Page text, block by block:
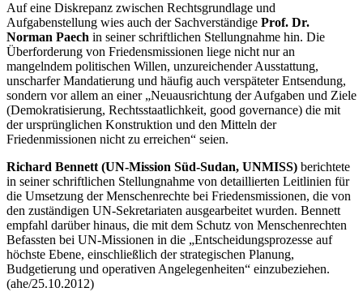
Auf eine Diskrepanz zwischen Rechtsgrundlage und
Aufgabenstellung wies auch der Sachverständige Prof. Dr.
Norman Paech in seiner schriftlichen Stellungnahme hin. Die
Überforderung von Friedensmissionen liege nicht nur an
mangelndem politischen Willen, unzureichender Ausstattung,
unscharfer Mandatierung und häufig auch verspäteter Entsendung,
sondern vor allem an einer „Neuausrichtung der Aufgaben und Ziele
(Demokratisierung, Rechtsstaatlichkeit, good governance) die mit
der ursprünglichen Konstruktion und den Mitteln der
Friedenmissionen nicht zu erreichen“ seien.
Richard Bennett (UN-Mission Süd-Sudan, UNMISS) berichtete
in seiner schriftlichen Stellungnahme von detaillierten Leitlinien für
die Umsetzung der Menschenrechte bei Friedensmissionen, die von
den zuständigen UN-Sekretariaten ausgearbeitet wurden. Bennett
empfahl darüber hinaus, die mit dem Schutz von Menschenrechten
Befassten bei UN-Missionen in die „Entscheidungsprozesse auf
höchste Ebene, einschließlich der strategischen Planung,
Budgetierung und operativen Angelegenheiten“ einzubeziehen.
(ahe/25.10.2012)